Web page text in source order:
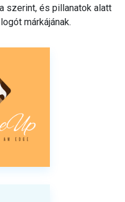
szerint, és pillanatok alatt
márkájának.